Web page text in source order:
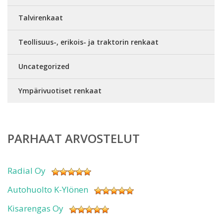
Talvirenkaat
Teollisuus-, erikois- ja traktorin renkaat
Uncategorized
Ympärivuotiset renkaat
PARHAAT ARVOSTELUT
Radial Oy
Autohuolto K-Ylönen
Kisarengas Oy